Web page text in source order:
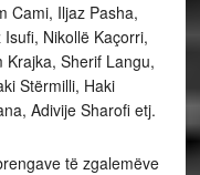
Cami, Iljaz Pasha,
Nikollë Kaçorri,
Krajka, Sherif Langu,
Stërmilli, Haki
Adivije Sharofi etj.
të zgalemëve